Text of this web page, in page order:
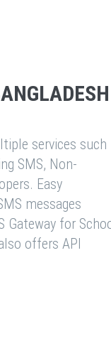
services such
SMS, Non-
Easy
messages
Gateway for
offers API